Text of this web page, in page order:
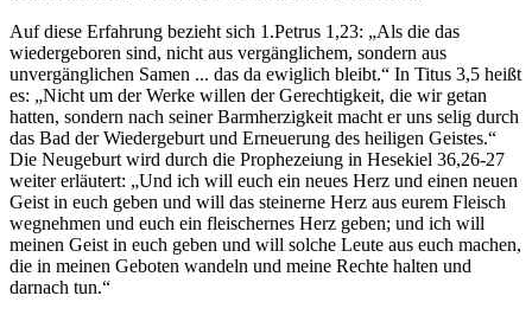
Auf diese Erfahrung bezieht sich 1.Petrus 1,23: „Als die das
wiedergeboren sind, nicht aus vergänglichem, sondern aus
unvergänglichen Samen ... das da ewiglich bleibt.“ In Titus 3,5 heißt
es: „Nicht um der Werke willen der Gerechtigkeit, die wir getan
hatten, sondern nach seiner Barmherzigkeit macht er uns selig durch
das Bad der Wiedergeburt und Erneuerung des heiligen Geistes.“
Die Neugeburt wird durch die Prophezeiung in Hesekiel 36,26-27
weiter erläutert: „Und ich will euch ein neues Herz und einen neuen
Geist in euch geben und will das steinerne Herz aus eurem Fleisch
wegnehmen und euch ein fleischernes Herz geben; und ich will
meinen Geist in euch geben und will solche Leute aus euch machen,
die in meinen Geboten wandeln und meine Rechte halten und
darnach tun.“